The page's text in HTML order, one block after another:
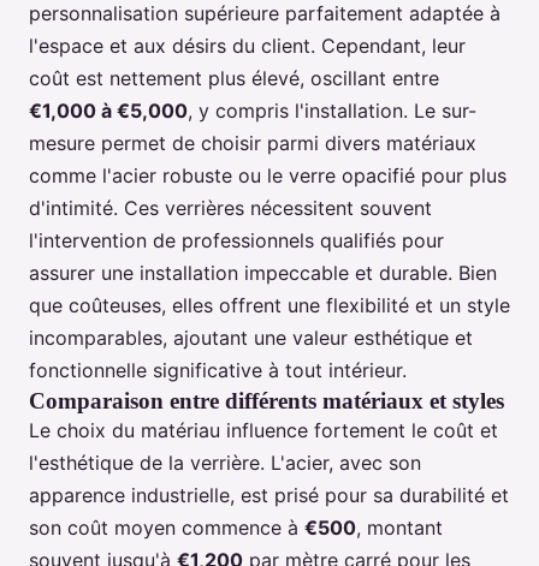
personnalisation supérieure parfaitement adaptée à
l'espace et aux désirs du client. Cependant, leur
coût est nettement plus élevé, oscillant entre
€1,000 à €5,000, y compris l'installation. Le sur-
mesure permet de choisir parmi divers matériaux
comme l'acier robuste ou le verre opacifié pour plus
d'intimité. Ces verrières nécessitent souvent
l'intervention de professionnels qualifiés pour
assurer une installation impeccable et durable. Bien
que coûteuses, elles offrent une flexibilité et un style
incomparables, ajoutant une valeur esthétique et
fonctionnelle significative à tout intérieur.
Comparaison entre différents matériaux et styles
Le choix du matériau influence fortement le coût et
l'esthétique de la verrière. L'acier, avec son
apparence industrielle, est prisé pour sa durabilité et
son coût moyen commence à €500, montant
souvent jusqu'à €1,200 par mètre carré pour les